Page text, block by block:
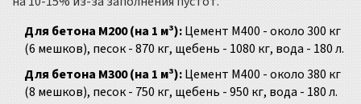
Для бетона М200 (на 1 м³):Цемент М400 - около 300 кг
(6 мешков), песок - 870 кг, щебень - 1080 кг, вода - 180 л.
Для бетона М300 (на 1 м³):Цемент М400 - около 380 кг
(8 мешков), песок - 750 кг, щебень - 950 кг, вода - 180 л.